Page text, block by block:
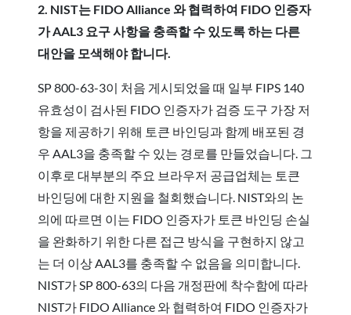
2. NIST는 FIDO Alliance 와 협력하여 FIDO 인증자
가 AAL3 요구 사항을 충족할 수 있도록 하는 다른
대안을 모색해야 합니다.
SP 800-63-3이 처음 게시되었을 때 일부 FIPS 140
유효성이 검사된 FIDO 인증자가 검증 도구 가장 저
항을 제공하기 위해 토큰 바인딩과 함께 배포된 경
우 AAL3을 충족할 수 있는 경로를 만들었습니다. 그
이후로 대부분의 주요 브라우저 공급업체는 토큰
바인딩에 대한 지원을 철회했습니다. NIST와의 논
의에 따르면 이는 FIDO 인증자가 토큰 바인딩 손실
을 완화하기 위한 다른 접근 방식을 구현하지 않고
는 더 이상 AAL3를 충족할 수 없음을 의미합니다.
NIST가 SP 800-63의 다음 개정판에 착수함에 따라
NIST가 FIDO Alliance 와 협력하여 FIDO 인증자가